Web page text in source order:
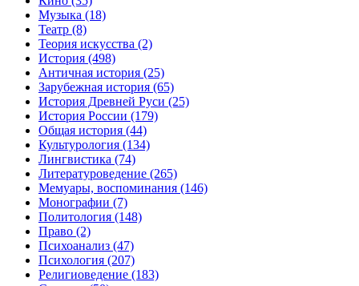
Музыка (18)
Театр (8)
Теория искусства (2)
История (498)
Античная история (25)
Зарубежная история (65)
История Древней Руси (25)
История России (179)
Общая история (44)
Культурология (134)
Лингвистика (74)
Литературоведение (265)
Мемуары, воспоминания (146)
Монографии (7)
Политология (148)
Право (2)
Психоанализ (47)
Психология (207)
Религиоведение (183)